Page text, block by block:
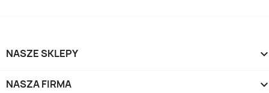
NASZE SKLEPY
NASZA FIRMA